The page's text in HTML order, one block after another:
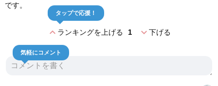
です。
expand_lessランキングを上げる 1
タップで応援！
expand_more下げる
気軽にコメント